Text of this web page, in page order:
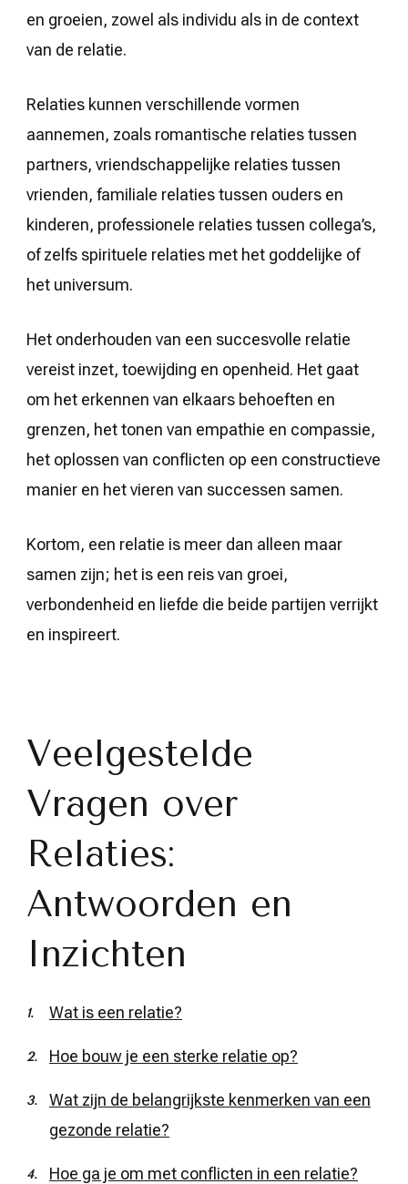
en groeien, zowel als individu als in de context
van de relatie.
Relaties kunnen verschillende vormen
aannemen, zoals romantische relaties tussen
partners, vriendschappelijke relaties tussen
vrienden, familiale relaties tussen ouders en
kinderen, professionele relaties tussen collega’s,
of zelfs spirituele relaties met het goddelijke of
het universum.
Het onderhouden van een succesvolle relatie
vereist inzet, toewijding en openheid. Het gaat
om het erkennen van elkaars behoeften en
grenzen, het tonen van empathie en compassie,
het oplossen van conflicten op een constructieve
manier en het vieren van successen samen.
Kortom, een relatie is meer dan alleen maar
samen zijn; het is een reis van groei,
verbondenheid en liefde die beide partijen verrijkt
en inspireert.
Veelgestelde
Vragen over
Relaties:
Antwoorden en
Inzichten
Wat is een relatie?
Hoe bouw je een sterke relatie op?
Wat zijn de belangrijkste kenmerken van een
gezonde relatie?
Hoe ga je om met conflicten in een relatie?